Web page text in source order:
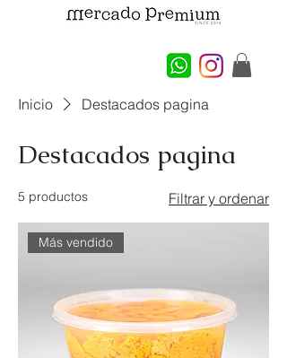
Inicio Destacados pagina
Destacados pagina
5 productos Filtrar y ordenar
Más vendido